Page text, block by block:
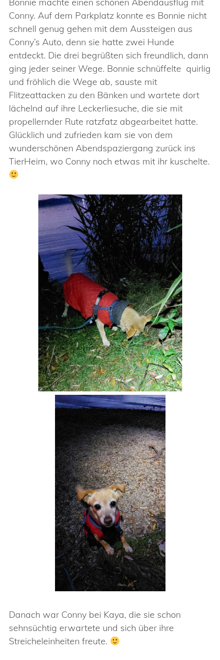
Conny. Auf dem Parkplatz konnte es Bonnie nicht
schnell genug gehen mit dem Aussteigen aus
Conny’s Auto, denn sie hatte zwei Hunde
entdeckt. Die drei begrüßten sich freundlich, dann
ging jeder seiner Wege. Bonnie schnüffelte quirlig
und fröhlich die Wege ab, sauste mit
Flitzeattacken zu den Bänken und wartete dort
lächelnd auf ihre Leckerliesuche, die sie mit
propellernder Rute ratzfatz abgearbeitet hatte.
Glücklich und zufrieden kam sie von dem
wunderschönen Abendspaziergang zurück ins
TierHeim, wo Conny noch etwas mit ihr kuschelte.
Danach war Conny bei Kaya, die sie schon
sehnsüchtig erwartete und sich über ihre
Streicheleinheiten freute.